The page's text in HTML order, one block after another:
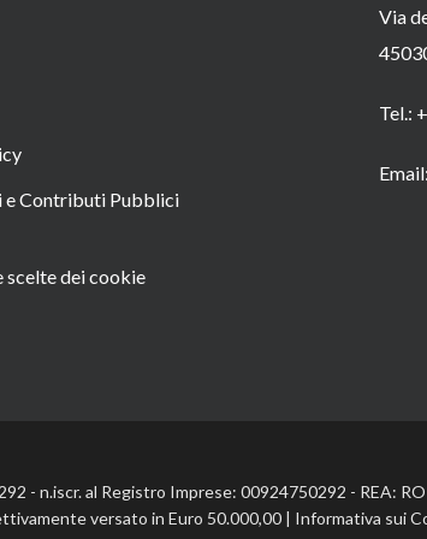
e Contributi Pubblici
scelte dei cookie
Via
Tel.:
- n.iscr. al Registro Imprese: 00924750292 - REA:
versato in Euro 50.000,00 | Informativa sui